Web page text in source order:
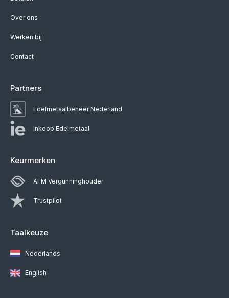
Over ons
Werken bij
Contact
Partners
Edelmetaalbeheer Nederland
Inkoop Edelmetaal
Keurmerken
AFM Vergunninghouder
Trustpilot
Taalkeuze
Nederlands
English